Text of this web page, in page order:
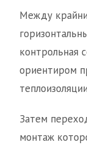
Между
контрольная
ориентиром
Затем
монтаж